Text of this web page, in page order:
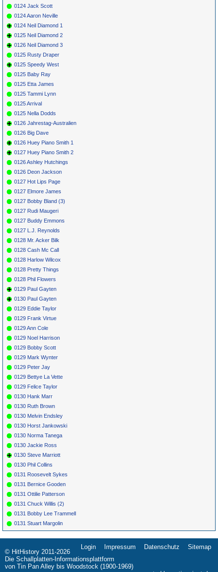
0124 Jack Scott
0124 Aaron Neville
0124 Neil Diamond 1
0125 Neil Diamond 2
0126 Neil Diamond 3
0125 Rusty Draper
0125 Speedy West
0125 Baby Ray
0125 Etta James
0125 Tammi Lynn
0125 Arrival
0125 Nella Dodds
0126 Jahrestag-Australien
0126 Big Dave
0126 Huey Piano Smith 1
0127 Huey Piano Smith 2
0126 Ashley Hutchings
0126 Deon Jackson
0127 Hot Lips Page
0127 Elmore James
0127 Bobby Bland (3)
0127 Rudi Maugeri
0127 Buddy Emmons
0127 L.J. Reynolds
0128 Mr. Acker Bilk
0128 Cash Mc Call
0128 Harlow Wilcox
0128 Pretty Things
0128 Phil Flowers
0129 Paul Gayten
0130 Paul Gayten
0129 Eddie Taylor
0129 Frank Virtue
0129 Ann Cole
0129 Noel Harrison
0129 Bobby Scott
0129 Mark Wynter
0129 Peter Jay
0129 Bettye La Vette
0129 Felice Taylor
0130 Hank Marr
0130 Ruth Brown
0130 Melvin Endsley
0130 Horst Jankowski
0130 Norma Tanega
0130 Jackie Ross
0130 Steve Marriott
0130 Phil Collins
0131 Roosevelt Sykes
0131 Bernice Gooden
0131 Ottilie Patterson
0131 Chuck Willis (2)
0131 Bobby Lee Trammell
0131 Stuart Margolin
Navigation
überspringen
Login Impressum Datenschutz Sitemap
© HitHistory 2011-2026
Die Schallplatten-Informationsplattform
von Tin Pan Alley bis Woodstock (1900-1969)